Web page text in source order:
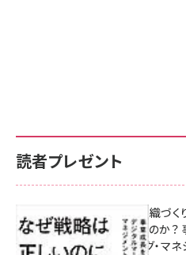
読者プレゼント
成果を生む組織づく
があがらないのか？
マーケティング・マ